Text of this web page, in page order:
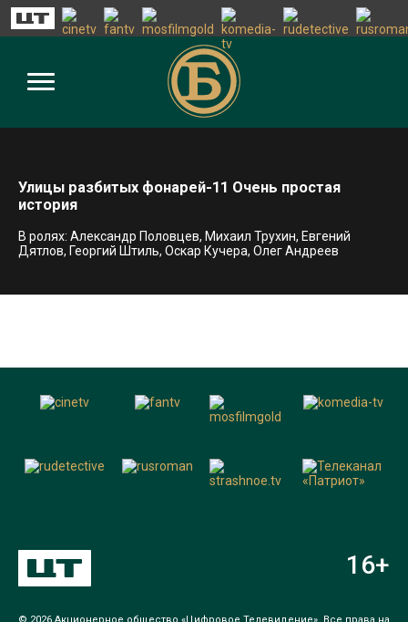
Улицы разбитых фонарей-11 Очень простая
история
В ролях: Александр Половцев, Михаил Трухин, Евгений
Дятлов, Георгий Штиль, Оскар Кучера, Олег Андреев
© 2026 Акционерное общество «Цифровое Телевидение». Все права на
16+